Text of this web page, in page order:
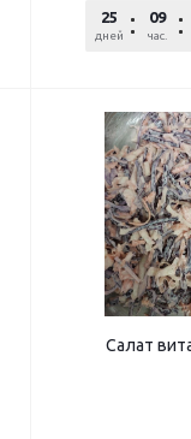
25
дней
09
час.
Салат